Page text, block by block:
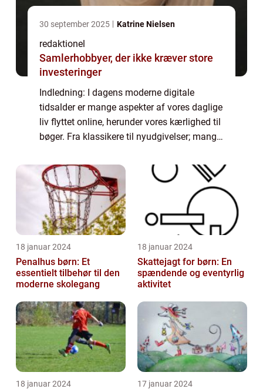
30 september 2025 Katrine Nielsen
redaktionel
Samlerhobbyer, der ikke kræver store
investeringer
Indledning: I dagens moderne digitale
tidsalder er mange aspekter af vores daglige
liv flyttet online, herunder vores kærlighed til
bøger. Fra klassikere til nyudgivelser; mange
entusiaster strømmer til internet...
18 januar 2024
Penalhus børn: Et
essentielt tilbehør til den
moderne skolegang
18 januar 2024
Skattejagt for børn: En
spændende og eventyrlig
aktivitet
18 januar 2024 17 januar 2024